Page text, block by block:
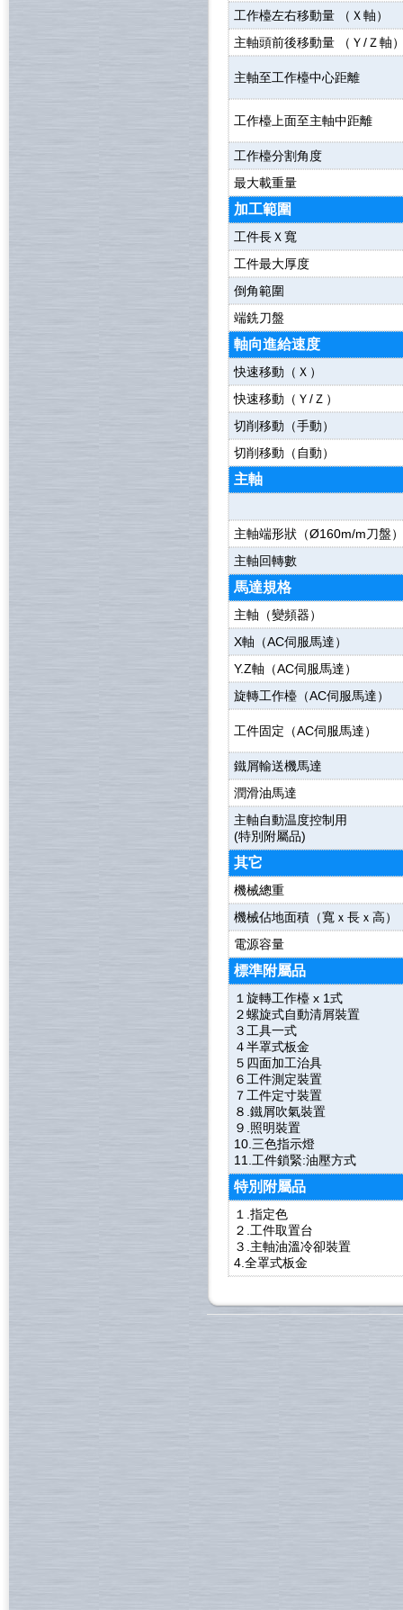
工作檯左右移動量 （Ｘ軸）
主軸頭前後移動量 （Ｙ/Ｚ軸
主軸至工作檯中心距離
工作檯上面至主軸中距離
工作檯分割角度
最大載重量
加工範圍
工件長Ｘ寬
工件最大厚度
倒角範圍
端銑刀盤
軸向進給速度
快速移動（Ｘ）
快速移動（Ｙ/Ｚ）
切削移動（手動）
切削移動（自動）
主軸
主軸端形狀（Ø160m/m刀盤）
主軸回轉數
馬達規格
主軸（變頻器）
X軸（AC伺服馬達）
Y.Z軸（AC伺服馬達）
旋轉工作檯（AC伺服馬達）
工件固定（AC伺服馬達）
鐵屑輸送機馬達
潤滑油馬達
主軸自動温度控制用
(特別附屬品)
其它
機械總重
機械佔地面積（寬ｘ長ｘ高）
電源容量
標準附屬品
１旋轉工作檯 x 1式
２螺旋式自動清屑裝置
３工具一式
４半罩式板金
５四面加工治具
６工件測定裝置
７工件定寸裝置
８.鐵屑吹氣裝置
９.照明裝置
10.三色指示燈
11.工件鎖緊:油壓方式
特別附屬品
１.指定色
２.工件取置台
３.主軸油溫冷卻裝置
4.全罩式板金